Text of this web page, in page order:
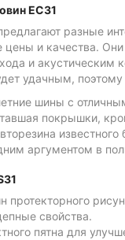
ЕС31
разные
цены и качества.
и
удачным,
шины с
покрышки,
аргументом в
протекторного
свойства.
пятна для